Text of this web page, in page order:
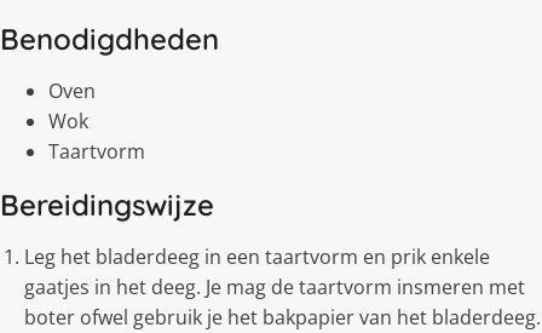
Benodigdheden
Oven
Wok
Taartvorm
Bereidingswijze
Leg het bladerdeeg in een taartvorm en prik enkele
gaatjes in het deeg. Je mag de taartvorm insmeren met
boter ofwel gebruik je het bakpapier van het bladerdeeg.